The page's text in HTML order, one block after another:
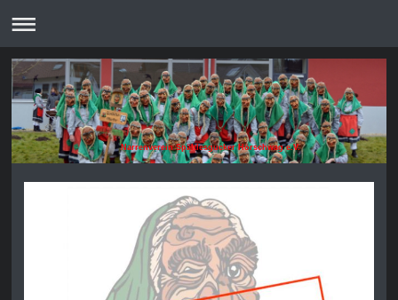
Narrenverein Spältlesgucker Hörschwag e.V.